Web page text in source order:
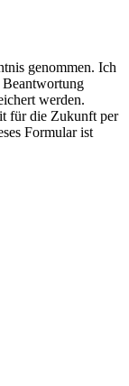
genommen. Ich
Beantwortung
werden.
für die Zukunft per
Formular ist